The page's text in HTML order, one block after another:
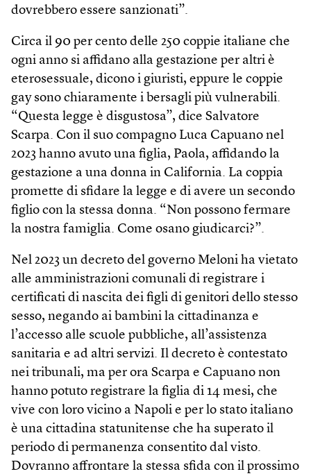
dovrebbero essere sanzionati”.
Circa il 90 per cento delle 250 coppie italiane che
ogni anno si affidano alla gestazione per altri è
eterosessuale, dicono i giuristi, eppure le coppie
gay sono chiaramente i bersagli più vulnerabili.
“Questa legge è disgustosa”, dice Salvatore
Scarpa. Con il suo compagno Luca Capuano nel
2023 hanno avuto una figlia, Paola, affidando la
gestazione a una donna in California. La coppia
promette di sfidare la legge e di avere un secondo
figlio con la stessa donna. “Non possono fermare
la nostra famiglia. Come osano giudicarci?”.
Nel 2023 un decreto del governo Meloni ha vietato
alle amministrazioni comunali di registrare i
certificati di nascita dei figli di genitori dello stesso
sesso, negando ai bambini la cittadinanza e
l’accesso alle scuole pubbliche, all’assistenza
sanitaria e ad altri servizi. Il decreto è contestato
nei tribunali, ma per ora Scarpa e Capuano non
hanno potuto registrare la figlia di 14 mesi, che
vive con loro vicino a Napoli e per lo stato italiano
è una cittadina statunitense che ha superato il
periodo di permanenza consentito dal visto.
Dovranno affrontare la stessa sfida con il prossimo